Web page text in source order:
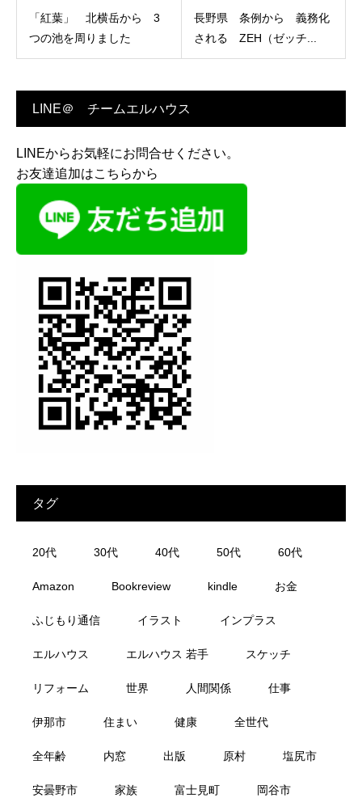
「紅葉」 北横岳から 3
つの池を周りました
長野県 条例から 義務化
される ZEH（ゼッチ...
LINE＠ チームエルハウス
LINEからお気軽にお問合せください。
お友達追加はこちらから
タグ
20代 30代 40代 50代 60代
Amazon Bookreview kindle お金
ふじもり通信 イラスト インプラス
エルハウス エルハウス 若手 スケッチ
リフォーム 世界 人間関係 仕事
伊那市 住まい 健康 全世代
全年齢 内窓 出版 原村 塩尻市
安曇野市 家族 富士見町 岡谷市